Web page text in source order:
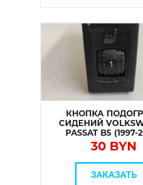
КНОПКА
СИДЕНИЙ
PASSAT B5 (1997-
30 BYN
ЗАКАЗАТЬ